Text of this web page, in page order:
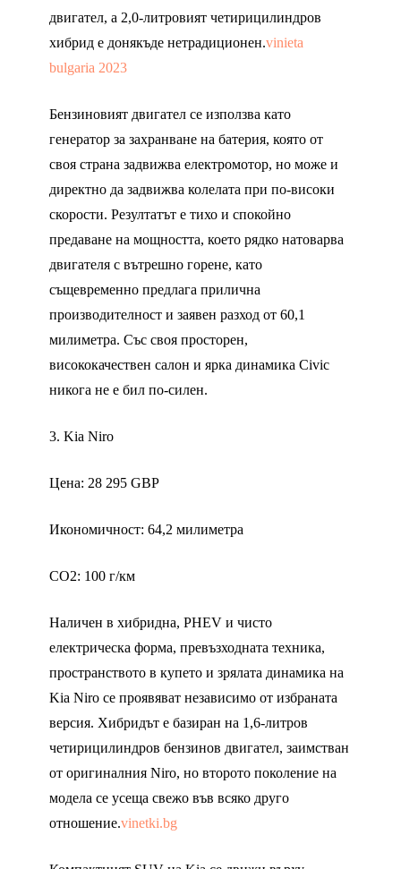
двигател, а 2,0-литровият четирицилиндров
хибрид е донякъде нетрадиционен.vinieta
bulgaria 2023
Бензиновият двигател се използва като
генератор за захранване на батерия, която от
своя страна задвижва електромотор, но може и
директно да задвижва колелата при по-високи
скорости. Резултатът е тихо и спокойно
предаване на мощността, което рядко натоварва
двигателя с вътрешно горене, като
същевременно предлага прилична
производителност и заявен разход от 60,1
милиметра. Със своя просторен,
висококачествен салон и ярка динамика Civic
никога не е бил по-силен.
3. Kia Niro
Цена: 28 295 GBP
Икономичност: 64,2 милиметра
CO2: 100 г/км
Наличен в хибридна, PHEV и чисто
електрическа форма, превъзходната техника,
пространството в купето и зрялата динамика на
Kia Niro се проявяват независимо от избраната
версия. Хибридът е базиран на 1,6-литров
четирицилиндров бензинов двигател, заимстван
от оригиналния Niro, но второто поколение на
модела се усеща свежо във всяко друго
отношение.vinetki.bg